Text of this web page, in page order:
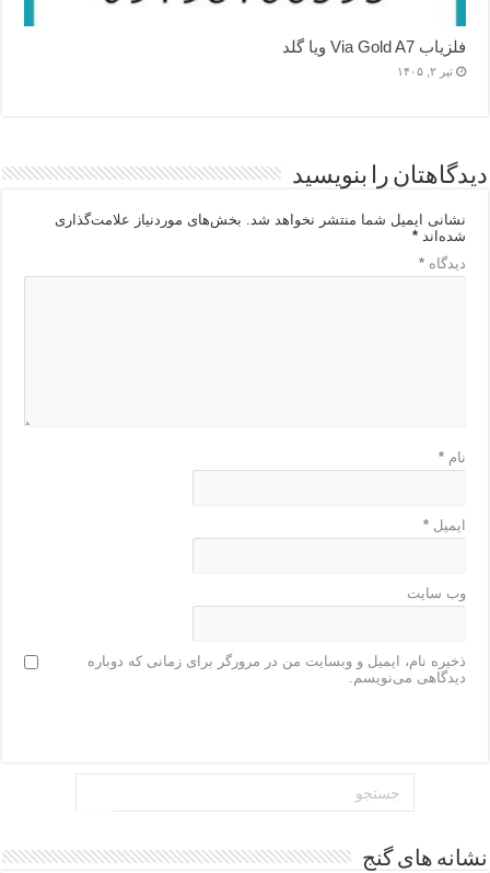
فلزیاب Via Gold A7 ویا گلد
تیر ۲, ۱۴۰۵
دیدگاهتان را بنویسید
نشانی ایمیل شما منتشر نخواهد شد. بخش‌های موردنیاز علامت‌گذاری
شده‌اند*
دیدگاه*
نام*
ایمیل*
وب‌ سایت
ذخیره نام، ایمیل و وبسایت من در مرورگر برای زمانی که دوباره
دیدگاهی می‌نویسم.
نشانه های گنج